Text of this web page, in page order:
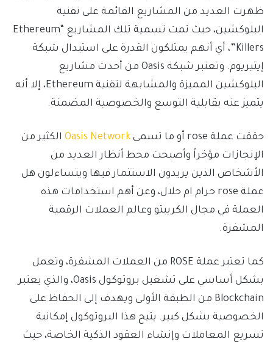
ظهرت العديد من المشاريع القائمة على تقنية
البلوكشين، حيث تمت تسمية تلك المشاريع “Ethereum
Killers”، أي أنهم يمتلكون القدرة على استبدال شبكة
إيثيريوم. وتعتبر شبكة Oasis من أحدث مشاريع
البلوكشين المميزة والمشابهة لتقنية Ethereum، إلا أنه
يتميز عنه بقابلية التوسع والخصوصية المضمنة.
حققت عملة rose أو ما تسمى Oasis Network الكثير من
الإنجازات مؤخراً وأصبحت محط أنظار العديد من
الأشخاص الذين يريدون الاستثمار فيها ويتساءلون هل
عملة rose حرام ام حلال، وعن أهم استخدامات هذه
العملة في مجال الكريبتو وعالم العملات الرقمية
المشفرة.
كما تعتبر عملة ROSE من العملات المشفرة، وتعمل
بشكل أساسي على تشغيل بروتوكول Oasis، والذي يعتبر
Blockchain من الطبقة الأولى ويهدف إلى الحفاظ على
الخصوصية بشكل كبير. يتيح هذا البروتوكول إمكانية
تسريع المعاملات وإنشاء العقود الذكية الخاصة، حيث